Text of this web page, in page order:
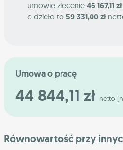
umowie zlecenie 46 167,11 zł
o dzieło to 59 331,00 zł
Umowa o pracę
44 844,11 zł netto
Równowartość przy